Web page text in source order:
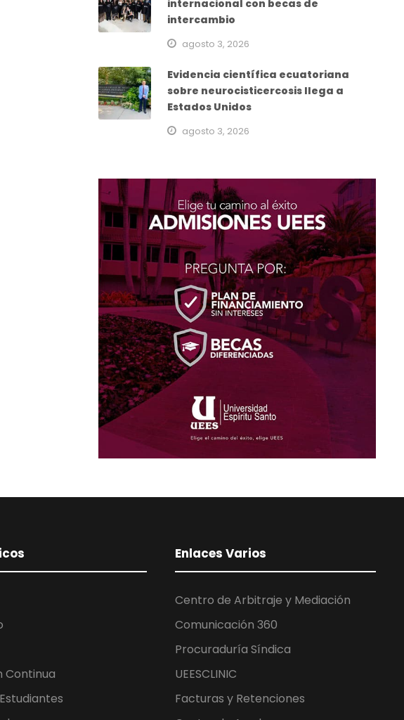
internacional con becas de
intercambio
agosto 3, 2026
Evidencia científica ecuatoriana
sobre neurocisticercosis llega a
Estados Unidos
agosto 3, 2026
Continua
Enlaces Varios
Centro de Arbitraje y Mediación
Comunicación 360
Procuraduría Síndica
UEESCLINIC
Facturas y Retenciones